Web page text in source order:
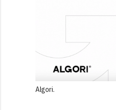
Algori.